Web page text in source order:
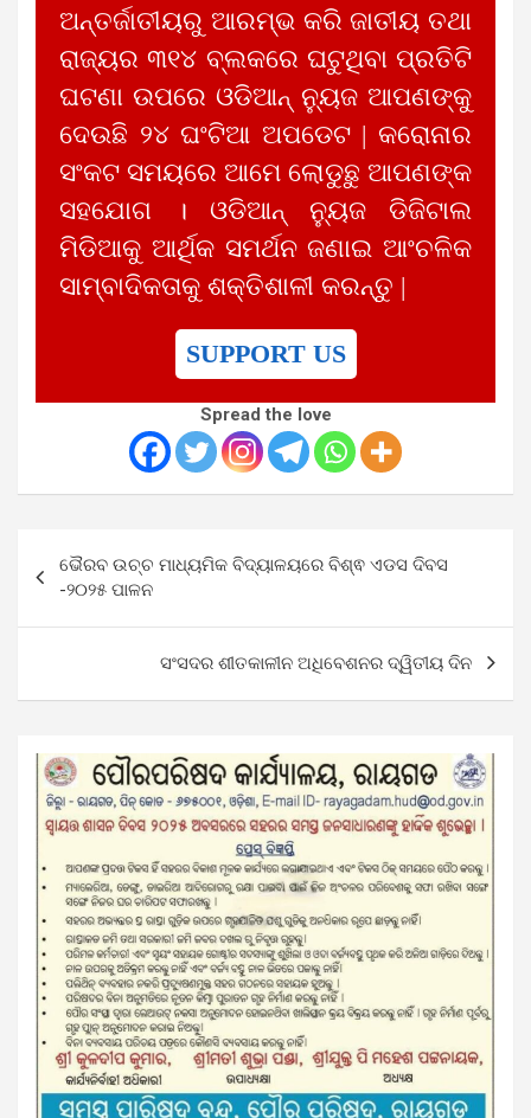
ଅନ୍ତର୍ଜାତୀୟରୁ ଆରମ୍ଭ କରି ଜାତୀୟ ତଥା
ରାଜ୍ୟର ୩୧୪ ବ୍ଲକରେ ଘଟୁଥିବା ପ୍ରତିଟି
ଘଟଣା ଉପରେ ଓଡିଆନ୍ ନ୍ୟୁଜ ଆପଣଙ୍କୁ
ଦେଉଛି ୨୪ ଘଂଟିଆ ଅପଡେଟ | କରୋନାର
ସଂକଟ ସମୟରେ ଆମେ ଲୋଡୁଛୁ ଆପଣଙ୍କ
ସହଯୋଗ । ଓଡିଆନ୍ ନ୍ୟୁଜ ଡିଜିଟାଲ
ମିଡିଆକୁ ଆର୍ଥିକ ସମର୍ଥନ ଜଣାଇ ଆଂଚଳିକ
ସାମ୍ବାଦିକତାକୁ ଶକ୍ତିଶାଳୀ କରନ୍ତୁ |
SUPPORT US
Spread the love
navigation
ଭୈରବ ଉଚ୍ଚ ମାଧ୍ୟମିକ ବିଦ୍ୟାଳୟରେ ବିଶ୍ଵ ଏଡସ ଦିବସ
-୨୦୨୫ ପାଳନ
ସଂସଦର ଶୀତକାଳୀନ ଅଧିବେଶନର ଦ୍ୱିତୀୟ ଦିନ